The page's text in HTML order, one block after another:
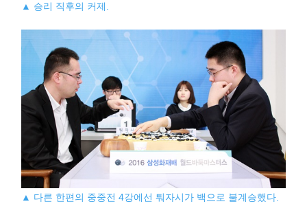
▲ 승리 직후의 커제.
▲ 다른 한편의 중중전 4강에선 퉈자시가 백으로 불계승했다.